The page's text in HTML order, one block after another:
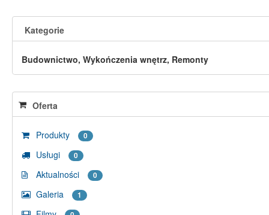
Kategorie
Budownictwo, Wykończenia wnętrz, Remonty
Oferta
Produkty 0
Usługi 0
Aktualności 0
Galeria 1